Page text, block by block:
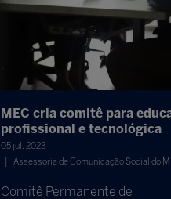
MEC cria comitê para
profissional e tecnológica
05 jul. 2023
Assessoria de Comunicação Social do
Comitê Permanente de